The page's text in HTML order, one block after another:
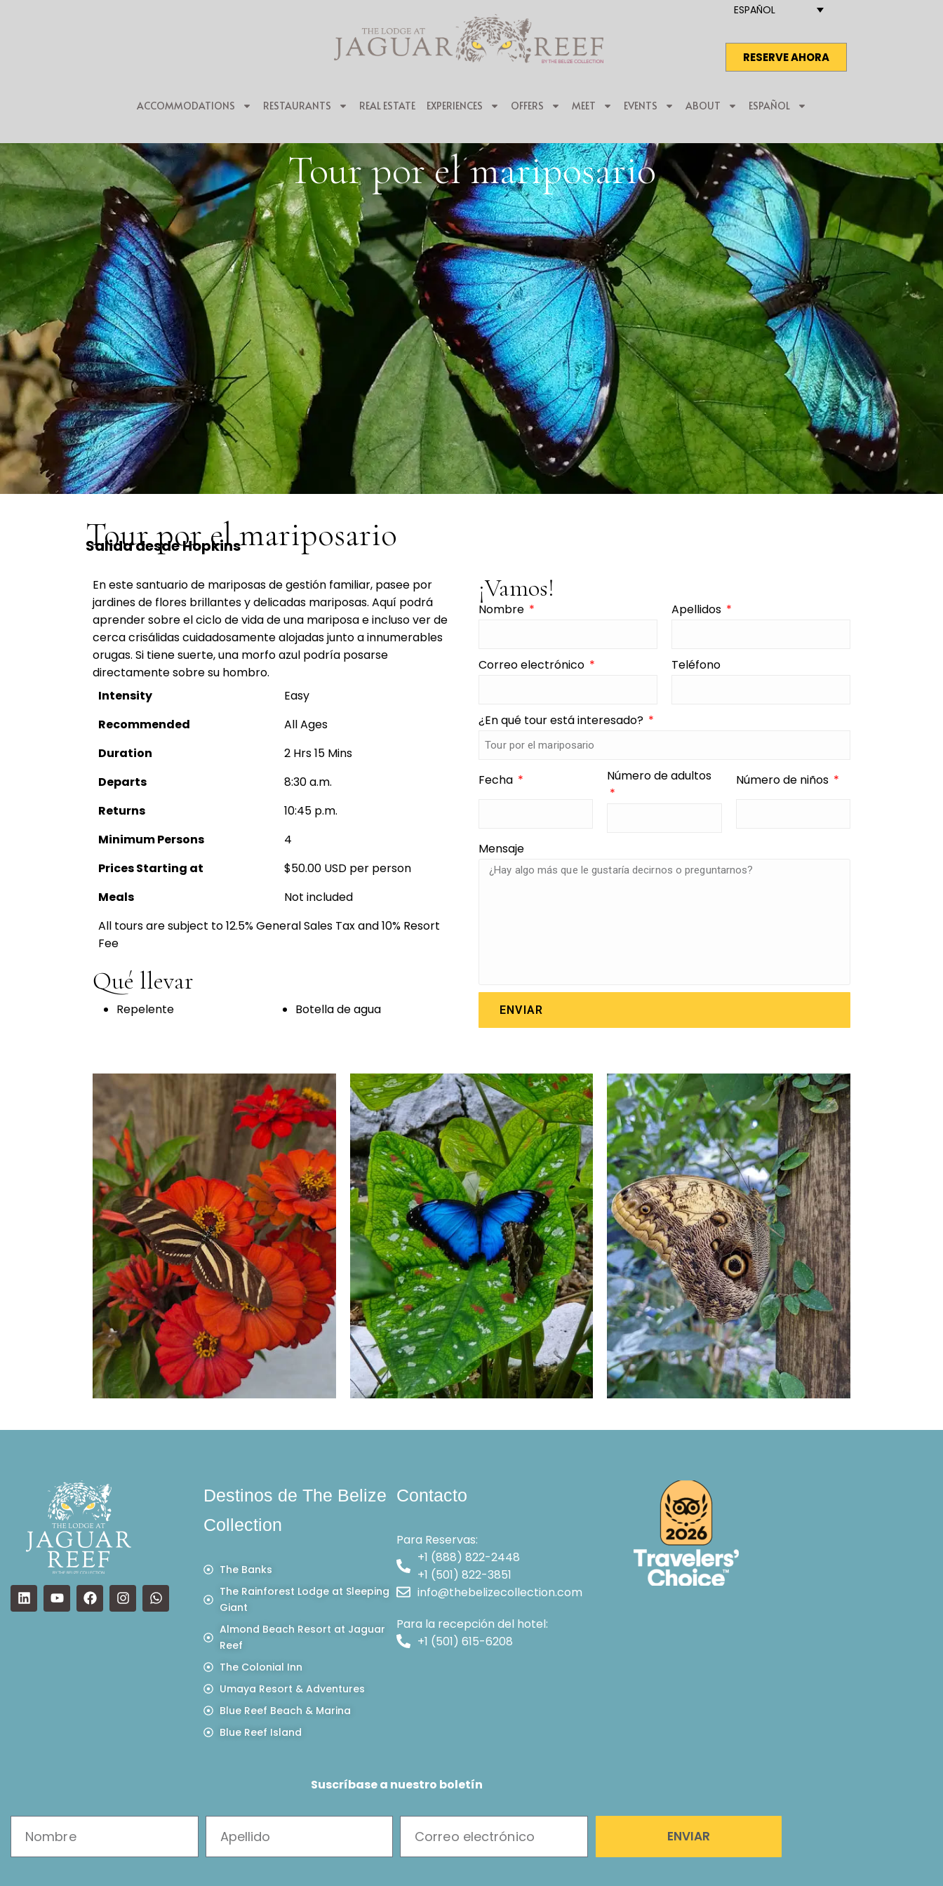
ESPAÑOL
RESERVE AHORA
ACCOMMODATIONS RESTAURANTS REAL ESTATE EXPERIENCES OFFERS MEET EVENTS ABOUT ESPAÑOL
Tour por el mariposario
Tour por el mariposario
Salida desde Hopkins
En este santuario de mariposas de gestión familiar, pasee por
jardines de flores brillantes y delicadas mariposas. Aquí podrá
aprender sobre el ciclo de vida de una mariposa e incluso ver de
cerca crisálidas cuidadosamente alojadas junto a innumerables
orugas. Si tiene suerte, una morfo azul podría posarse
directamente sobre su hombro.
Intensity
Easy
Recommended
All Ages
Duration
2 Hrs 15 Mins
Departs
8:30 a.m.
Returns
10:45 p.m.
Minimum Persons
4
Prices Starting at
$50.00 USD per person
Meals
Not included
All tours are subject to 12.5% General Sales Tax and 10% Resort
Fee
Qué llevar
Repelente Botella de agua
¡Vamos!
Nombre Apellidos
Correo electrónico Teléfono
¿En qué tour está interesado?
Fecha Número de adultos Número de niños
Mensaje
ENVIAR
Destinos de The Belize
Collection
The Banks
The Rainforest Lodge at Sleeping
Giant
Almond Beach Resort at Jaguar
Reef
The Colonial Inn
Umaya Resort & Adventures
Blue Reef Beach & Marina
Blue Reef Island
Contacto
Para Reservas:
+1 (888) 822-2448
+1 (501) 822-3851
info@thebelizecollection.com
Para la recepción del hotel:
+1 (501) 615-6208
Suscríbase a nuestro boletín
ENVIAR